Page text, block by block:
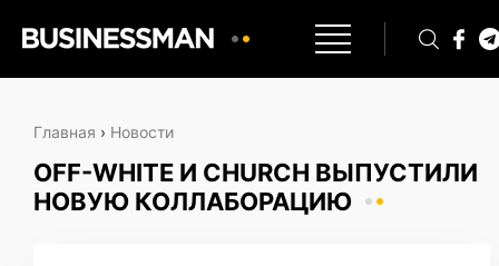
Главная › Новости
OFF-WHITE И CHURCH ВЫПУСТИЛИ
НОВУЮ КОЛЛАБОРАЦИЮ